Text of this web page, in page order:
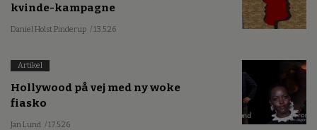
kvinde-kampagne
Daniel Holst Pinderup / 13.5.26
Artikel
Hollywood på vej med ny woke
fiasko
Jan Lund / 17.5.26